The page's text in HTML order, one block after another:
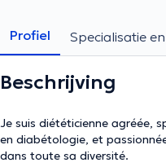
Profiel Specialisatie
Beschrijving
Je suis diététicienne agréée,
en diabétologie, et
dans toute sa diversité.